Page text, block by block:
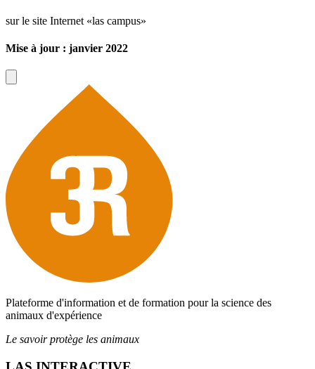
sur le site Internet «las campus»
Mise à jour : janvier 2022
Plateforme d'information et de formation pour la science des
animaux d'expérience
Le savoir protège les animaux